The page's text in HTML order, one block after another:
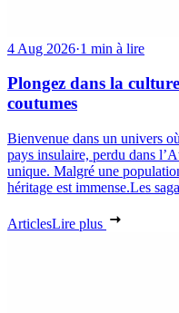
4 Aug 2026·1 min à lire
Plongez dans la
coutumes
Bienvenue dans un univers
pays insulaire, perdu dans
unique. Malgré une
héritage est immense.Les
ArticlesLire plus